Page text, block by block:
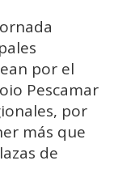
por el
Pescamar
por
más que
de